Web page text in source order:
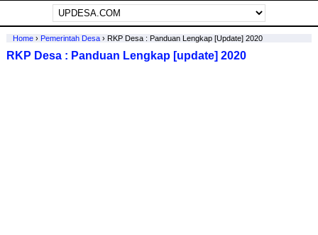
Home› Pemerintah Desa› RKP Desa : Panduan Lengkap [update] 2020
RKP Desa : Panduan Lengkap [update] 2020